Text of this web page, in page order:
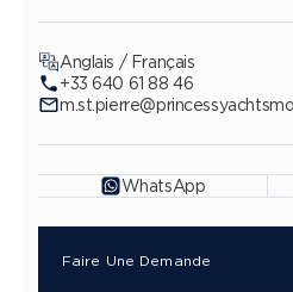
Anglais / Français
+33 640 61 88 46
WhatsApp
Faire Une Demande